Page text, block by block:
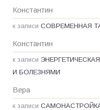
Константин
к записи СОВРЕМЕННАЯ
Константин
к записи
И БОЛЕЗНЯМИ
Вера
к записи